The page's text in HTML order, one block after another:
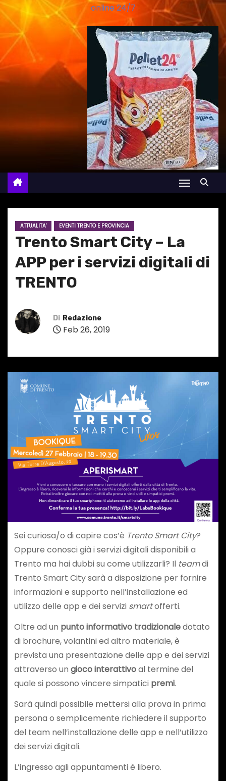
online 24/7
ATTUALITA' EVENTI TRENTO E PROVINCIA
Trento Smart City – La
APP per i servizi digitali di
TRENTO
Di Redazione
Feb 26, 2019
Sei curiosa/o di capire cos’è Trento Smart City?
Oppure conosci già i servizi digitali disponibili a
Trento ma hai dubbi su come utilizzarli? Il teamdi
Trento Smart City sarà a disposizione per fornire
informazioni e supporto nell’installazione ed
utilizzo delle app e dei servizi smartofferti.
Oltre ad un punto informativotradizionaledotato
di brochure, volantini ed altro materiale, è
prevista una presentazione delle app e dei servizi
attraverso un gioco interattivoal termine del
quale si possono vincere simpatici premi.
Sarà quindi possibile mettersi alla prova in prima
persona o semplicemente richiedere il supporto
del team nell’installazione delle app e nell’utilizzo
dei servizi digitali.
L’ingresso agli appuntamenti è libero.